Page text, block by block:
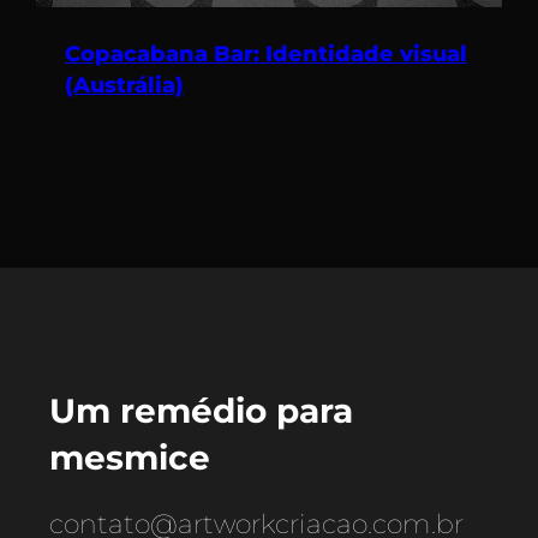
Copacabana Bar: Identidade visual
(Austrália)
Um remédio para
mesmice
contato@artworkcriacao.com.br